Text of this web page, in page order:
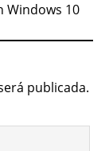
Windows 10
publicada.